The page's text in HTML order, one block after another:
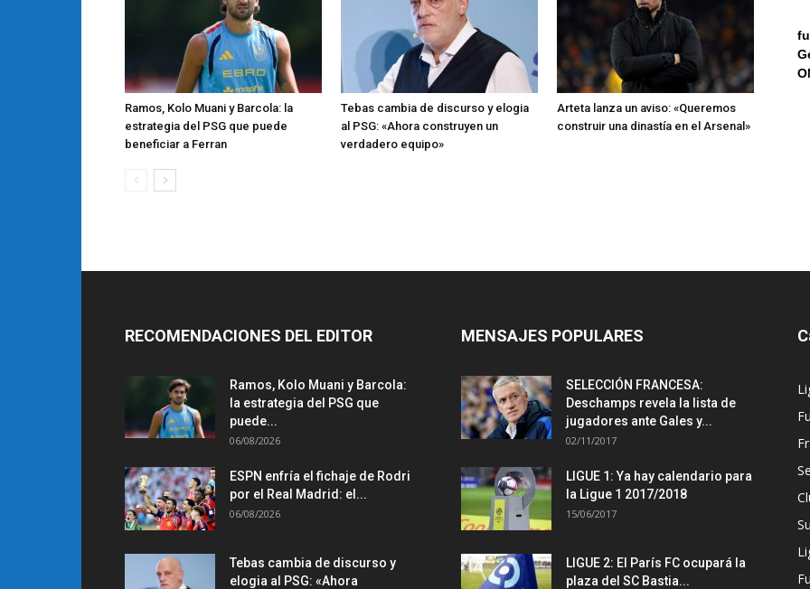
Ramos, Kolo Muani y Barcola: la
estrategia del PSG que puede
beneficiar a Ferran
Tebas cambia de discurso y elogia
al PSG: «Ahora construyen un
verdadero equipo»
Arteta lanza un aviso: «Queremos
construir una dinastía en el Arsenal»
RECOMENDACIONES DEL EDITOR
Ramos, Kolo Muani y Barcola:
la estrategia del PSG que
puede...
06/08/2026
ESPN enfría el fichaje de Rodri
por el Real Madrid: el...
06/08/2026
Tebas cambia de discurso y
elogia al PSG: «Ahora
MENSAJES POPULARES
SELECCIÓN FRANCESA:
Deschamps revela la lista de
jugadores ante Gales y...
02/11/2017
LIGUE 1: Ya hay calendario para
la Ligue 1 2017/2018
15/06/2017
LIGUE 2: El París FC ocupará la
plaza del SC Bastia...